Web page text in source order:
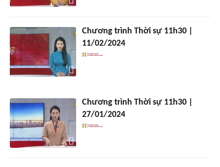
Chương trình Thời sự 11h30 |
11/02/2024
Chương trình Thời sự 11h30 |
27/01/2024